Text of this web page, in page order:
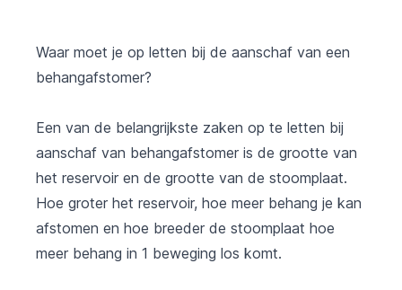
Waar moet je op letten bij de aanschaf van een
behangafstomer?
Een van de belangrijkste zaken op te letten bij
aanschaf van behangafstomer is de grootte van
het reservoir en de grootte van de stoomplaat.
Hoe groter het reservoir, hoe meer behang je kan
afstomen en hoe breeder de stoomplaat hoe
meer behang in 1 beweging los komt.